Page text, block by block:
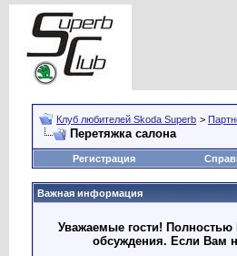
Клуб любителей Skoda Superb >
Перетяжка салона
Регистрация
Важная информация
Уважаемые гости! Полностью
обсуждения. Если Вам